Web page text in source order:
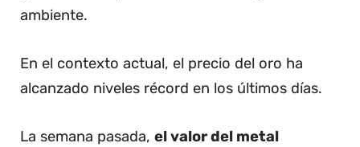
ambiente.
En el contexto actual, el precio del oro ha
alcanzado niveles récord en los últimos días.
La semana pasada, el valor del metal